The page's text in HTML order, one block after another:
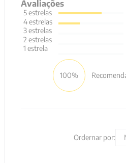
Avaliações
5estrelas
4estrelas
3estrelas
2 estrelas
1 estrela
100%
Ordernar por: